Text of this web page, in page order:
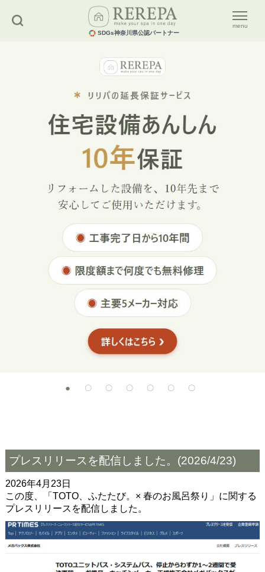
SDGs神奈川県公認パートナー
menu
プレスリリースを配信しました。(2026/4/23)
2026年4月23日
この度、「TOTO、ふたたび。× 春のお風呂祭り」に関する
プレスリリースを配信しました。